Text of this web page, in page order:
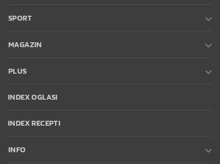
SPORT
MAGAZIN
PLUS
INDEX OGLASI
INDEX RECEPTI
INFO